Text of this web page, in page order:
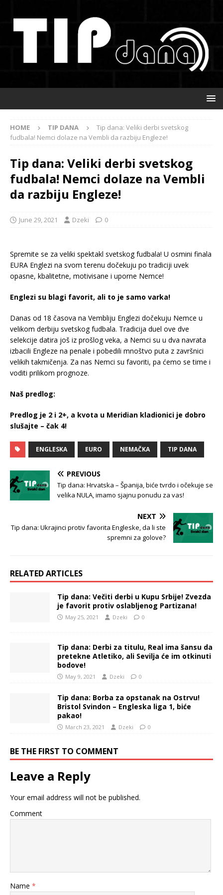
HOME TIP DANA
Tip dana: Veliki derbi svetskog
fudbala! Nemci dolaze na Vembli da razbiju Engleze!
Tip dana: Veliki derbi svetskog
fudbala! Nemci dolaze na Vembli
da razbiju Engleze!
June 29, 2021 Dzeki 0
Spremite se za veliki spektakl svetskog fudbala! U osmini finala
EURA Englezi na svom terenu dočekuju po tradiciji uvek
opasne, kbalitetne, motivisane i uporne Nemce!
Englezi su blagi favorit, ali to je samo varka!
Danas od 18 časova na Vembliju Englezi dočekuju Nemce u
velikom derbiju svetskog fudbala. Tradicija duel ove dve
selekcije datira još iz prošlog veka, a Nemci su u dva navrata
izbacili Engleze na penale i pobedili mnoštvo puta z završnici
velikih takmičenja. Za nas Nemci su favoriti, pa ćemo se time i
voditi prilikom prognoze.
Naš predlog:
Predlog je 2 i 2+, a kvota u Meridian kladionici je dobro
slušajte – čak 4!
ENGLESKA EURO NEMAČKA TIP DANA
PREVIOUS
Tip dana: Hrvatska – Španija, biće tvrdo i očekuje se
velika NULA, imamo sjajnu ponudu za vas!
NEXT
Tip dana: Ukrajinci protiv favorita Engleske, da li ste
spremni za golove?
RELATED ARTICLES
Tip dana: Večiti derbi u Kupu Srbije! Zvezda
je favorit protiv oslabljenog Partizana!
May 25, 2021 Dzeki 0
Tip dana: Derbi za titulu, Real ima šansu da
pretekne Atletiko, ali Sevilja će im otkinuti
bodove!
May 9, 2021 Dzeki 0
Tip dana: Borba za opstanak na Ostrvu!
Bristol Svindon – Engleska liga 1, biće
pakao!
March 23, 2021 Dzeki 0
BE THE FIRST TO COMMENT
Leave a Reply
Your email address will not be published.
Comment
Name *